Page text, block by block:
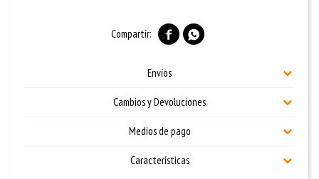
 
Envíos
Cambios y Devoluciones
Medios de pago
Características